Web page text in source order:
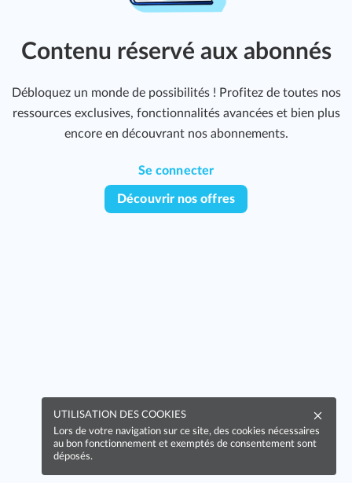
Contenu réservé aux abonnés
Débloquez un monde de possibilités ! Profitez de toutes nos
ressources exclusives, fonctionnalités avancées et bien plus
encore en découvrant nos abonnements.
Se connecter
Découvrir nos offres
UTILISATION DES COOKIES
Lors de votre navigation sur ce site, des cookies nécessaires
au bon fonctionnement et exemptés de consentement sont
déposés.